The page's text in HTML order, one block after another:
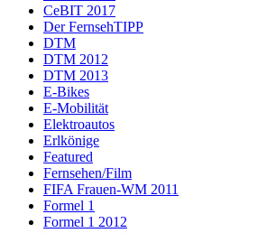
CeBIT 2017
Der FernsehTIPP
DTM
DTM 2012
DTM 2013
E-Bikes
E-Mobilität
Elektroautos
Erlkönige
Featured
Fernsehen/Film
FIFA Frauen-WM 2011
Formel 1
Formel 1 2012